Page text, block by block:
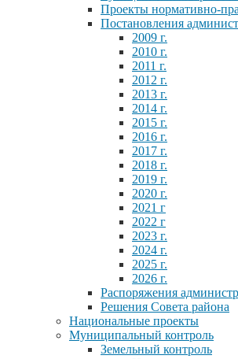
Проекты нормативно-
Постановления
2009 г.
2010 г.
2011 г.
2012 г.
2013 г.
2014 г.
2015 г.
2016 г.
2017 г.
2018 г.
2019 г.
2020 г.
2021 г
2022 г
2023 г.
2024 г.
2025 г.
2026 г.
Распоряжения
Решения Совета района
Национальные проекты
Муниципальный контроль
Земельный контроль